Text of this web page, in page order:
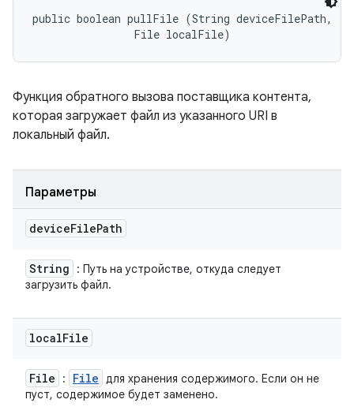
public boolean pullFile (String deviceFilePath,
                File localFile)
Функция обратного вызова поставщика контента,
которая загружает файл из указанного URI в
локальный файл.
Параметры
deviceFilePath
String
: Путь на устройстве, откуда следует
загрузить файл.
localFile
File : File для хранения содержимого. Если он не
пуст, содержимое будет заменено.